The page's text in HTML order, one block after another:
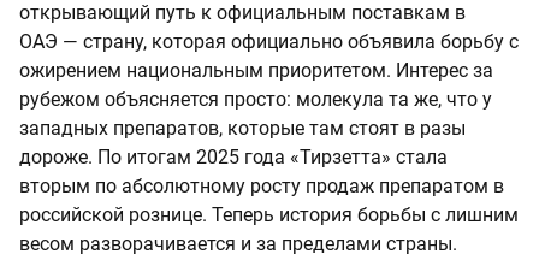
открывающий путь к официальным поставкам в
ОАЭ — страну, которая официально объявила борьбу с
ожирением национальным приоритетом. Интерес за
рубежом объясняется просто: молекула та же, что у
западных препаратов, которые там стоят в разы
дороже. По итогам 2025 года «Тирзетта» стала
вторым по абсолютному росту продаж препаратом в
российской рознице. Теперь история борьбы с лишним
весом разворачивается и за пределами страны.